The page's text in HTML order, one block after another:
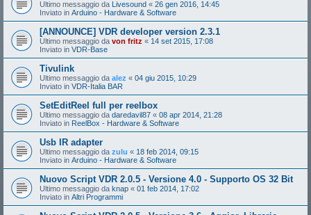
Ultimo messaggio da Livesound « 26 gen 2016, 14:45
Inviato in Arduino - Hardware & Software
[ANNOUNCE] VDR developer version 2.3.1
Ultimo messaggio da von fritz « 14 set 2015, 17:08
Inviato in VDR-Base
Tivulink
Ultimo messaggio da alez « 04 giu 2015, 10:29
Inviato in VDR-Italia BAR
SetEditReel full per reelbox
Ultimo messaggio da daredavil87 « 08 apr 2014, 21:28
Inviato in ReelBox - Hardware & Software
Usb IR adapter
Ultimo messaggio da zulu « 18 feb 2014, 09:15
Inviato in Arduino - Hardware & Software
Nuovo Script VDR 2.0.5 - Versione 4.0 - Supporto OS 32 Bit
Ultimo messaggio da knap « 01 feb 2014, 17:02
Inviato in Altri Programmi